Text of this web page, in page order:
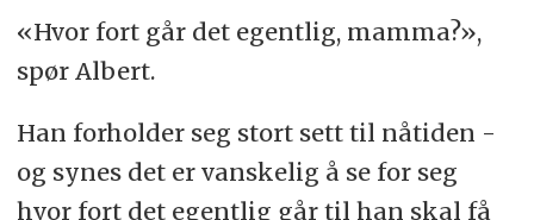
«Hvor fort går det egentlig, mamma?»,
spør Albert.
Han forholder seg stort sett til nåtiden -
og synes det er vanskelig å se for seg
hvor fort det egentlig går til han skal få